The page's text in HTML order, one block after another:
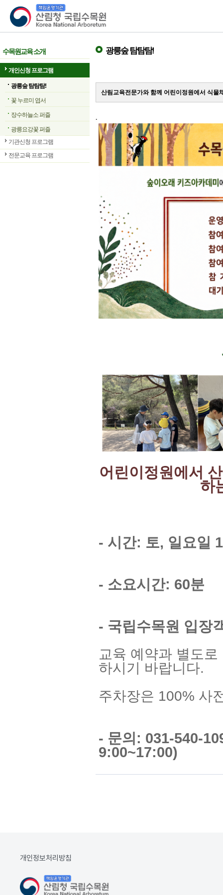
산림청 국립수목원
수목원교육 소개
개인신청 프로그램
광릉숲 탐탐탐!
꽃 누르미 엽서
장수하늘소 퍼즐
광릉요강꽃 퍼즐
기관신청 프로그램
전문교육 프로그램
광릉숲 탐탐탐!
산림교육전문가와 함께 어린이정원에서 식물
.
어린이정원에서
하
- 시간: 토, 일요일
- 소요시간: 60분
- 국립수목원 입장
교육 예약과 별도
하시기 바랍니다.
주차장은 100% 사
- 문의: 031-540-
9:00~17:00)
개인정보처리방침